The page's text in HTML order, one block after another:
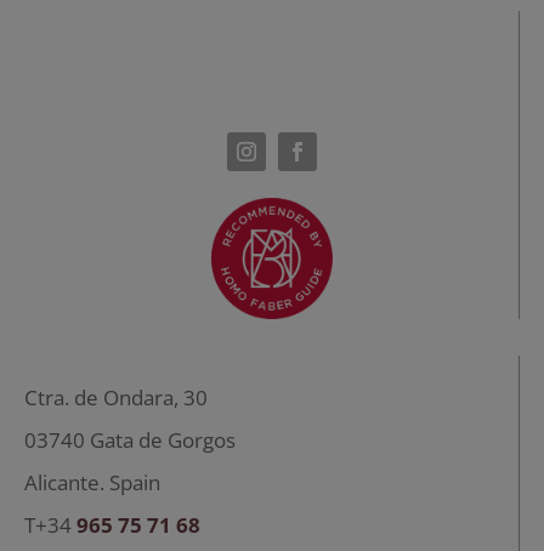
Ctra. de Ondara, 30
03740 Gata de Gorgos
Alicante. Spain
T+34965 75 71 68